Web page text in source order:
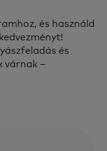
és használd
és
várnak –